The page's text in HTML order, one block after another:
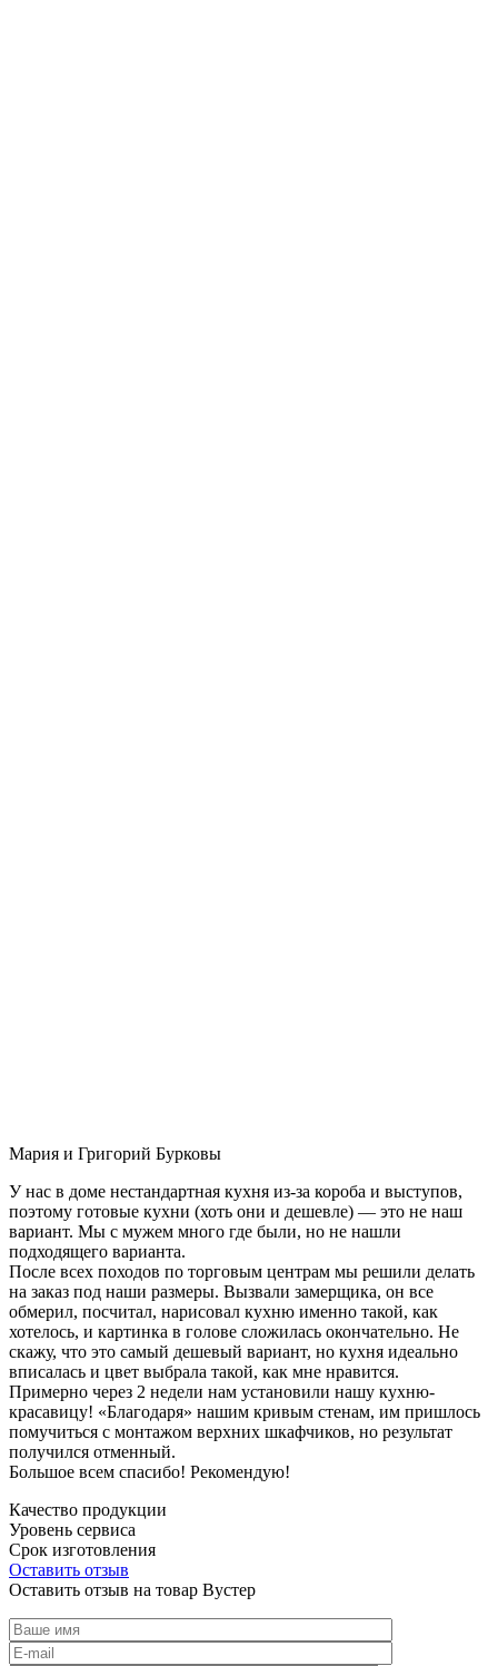
Мария и Григорий Бурковы
У нас в доме нестандартная кухня из-за короба и выступов,
поэтому готовые кухни (хоть они и дешевле) — это не наш
вариант. Мы с мужем много где были, но не нашли
подходящего варианта.
После всех походов по торговым центрам мы решили делать
на заказ под наши размеры. Вызвали замерщика, он все
обмерил, посчитал, нарисовал кухню именно такой, как
хотелось, и картинка в голове сложилась окончательно. Не
скажу, что это самый дешевый вариант, но кухня идеально
вписалась и цвет выбрала такой, как мне нравится.
Примерно через 2 недели нам установили нашу кухню-
красавицу! «Благодаря» нашим кривым стенам, им пришлось
помучиться с монтажом верхних шкафчиков, но результат
получился отменный.
Большое всем спасибо! Рекомендую!
Качество продукции
Уровень сервиса
Срок изготовления
Оставить отзыв
Оставить отзыв на товар Вустер